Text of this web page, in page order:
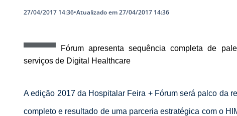
27/04/2017 14:36•Atualizado em 27/04/2017 14:36
Fórum apresenta sequência completa de
serviços de Digital Healthcare
A edição 2017 da Hospitalar Feira + Fórum será palco da
completo e resultado de uma parceria estratégica com o